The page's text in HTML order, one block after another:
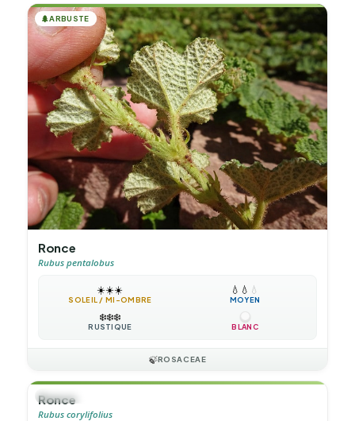
🌲ARBUSTE
Ronce
Rubus pentalobus
☀️☀️☀️
SOLEIL / MI-OMBRE
💧 💧 💧
MOYEN
❄️❄️❄️
RUSTIQUE BLANC
🍃ROSACEAE
🌲ARBUSTE
Ronce
Rubus corylifolius